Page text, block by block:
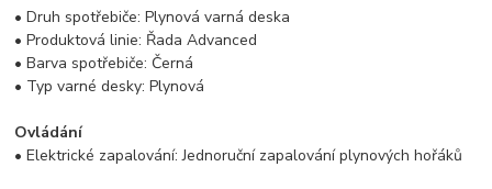
• Druh spotřebiče: Plynová varná deska
• Produktová linie: Řada Advanced
• Barva spotřebiče: Černá
• Typ varné desky: Plynová
Ovládání
• Elektrické zapalování: Jednoruční zapalování plynových hořáků